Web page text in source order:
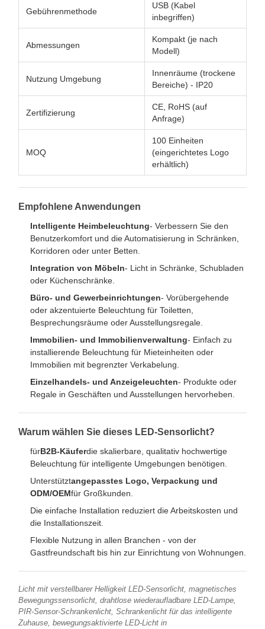
Gebührenmethode
USB (Kabel
inbegriffen)
Abmessungen
Kompakt (je nach
Modell)
Nutzung Umgebung
Innenräume (trockene
Bereiche) - IP20
Zertifizierung
CE, RoHS (auf
Anfrage)
MOQ
100 Einheiten
(eingerichtetes Logo
erhältlich)
Empfohlene Anwendungen
Intelligente Heimbeleuchtung- Verbessern Sie den
Benutzerkomfort und die Automatisierung in Schränken,
Korridoren oder unter Betten.
Integration von Möbeln- Licht in Schränke, Schubladen
oder Küchenschränke.
Büro- und Gewerbeinrichtungen- Vorübergehende
oder akzentuierte Beleuchtung für Toiletten,
Besprechungsräume oder Ausstellungsregale.
Immobilien- und Immobilienverwaltung- Einfach zu
installierende Beleuchtung für Mieteinheiten oder
Immobilien mit begrenzter Verkabelung.
Einzelhandels- und Anzeigeleuchten- Produkte oder
Regale in Geschäften und Ausstellungen hervorheben.
Warum wählen Sie dieses LED-Sensorlicht?
fürB2B-Käuferdie skalierbare, qualitativ hochwertige
Beleuchtung für intelligente Umgebungen benötigen.
Unterstütztangepasstes Logo, Verpackung und
ODM/OEMfür Großkunden.
Die einfache Installation reduziert die Arbeitskosten und
die Installationszeit.
Flexible Nutzung in allen Branchen - von der
Gastfreundschaft bis hin zur Einrichtung von Wohnungen.
Licht mit verstellbarer Helligkeit LED-Sensorlicht, magnetisches
Bewegungssensorlicht, drahtlose wiederaufladbare LED-Lampe,
PIR-Sensor-Schrankenlicht, Schrankenlicht für das intelligente
Zuhause, bewegungsaktivierte LED-Licht in